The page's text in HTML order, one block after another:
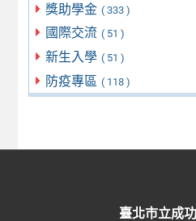
獎助學金 ( 333 )
國際交流 ( 51 )
新生入學 ( 51 )
防疫專區 ( 118 )
臺北市立成